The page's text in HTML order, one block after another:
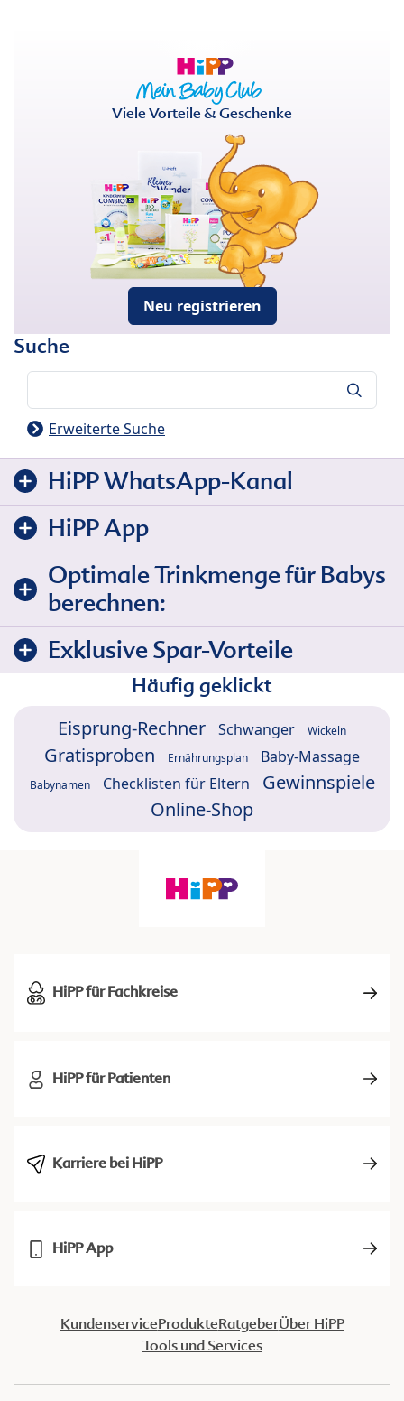
Viele Vorteile & Geschenke
Neu registrieren
Suche
Erweiterte Suche
HiPP WhatsApp-Kanal
HiPP App
Optimale Trinkmenge für Babys
berechnen:
Exklusive Spar-Vorteile
Häufig geklickt
Eisprung-Rechner Schwanger Wickeln
Gratisproben Ernährungsplan Baby-Massage
Babynamen Checklisten für Eltern
Gewinnspiele
Online-Shop
HiPP für Fachkreise
HiPP für Patienten
Karriere bei HiPP
HiPP App
KundenserviceProdukteRatgeberÜber HiPP
Tools und Services